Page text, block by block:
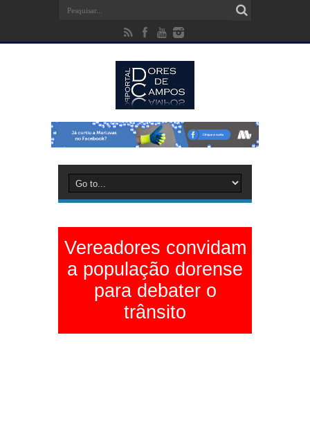
Vereadores convidam
a população dorense
para debater o
trânsito